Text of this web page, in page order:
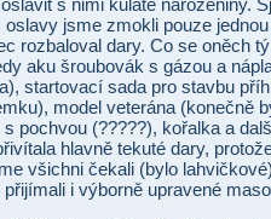
s nimi kulaté narozeniny.
oslavy jsme zmokli pouze
rozbaloval dary. Co se oněch
aku šroubovák s gázou a
startovací sada pro stavbu
model veterána (konečně
pochvou (?????), kořalka a
hlavně tekuté dary,
všichni čekali (bylo
i výborně upravené